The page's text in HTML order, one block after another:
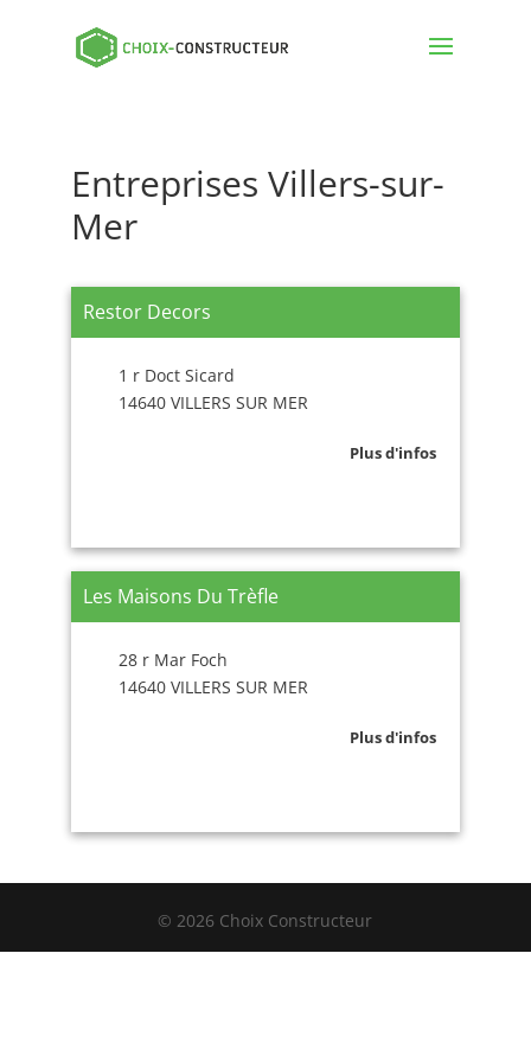
Entreprises Villers-sur-
Mer
Restor Decors
1 r Doct Sicard
14640 VILLERS SUR MER
Plus d'infos
Les Maisons Du Trèfle
28 r Mar Foch
14640 VILLERS SUR MER
Plus d'infos
© 2026 Choix Constructeur